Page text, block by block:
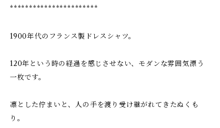
***********************
1900年代のフランス製ドレスシャツ。
120年という時の経過を感じさせない、モダンな雰囲気漂う
一枚です。
凛とした佇まいと、人の手を渡り受け継がれてきたぬくも
り。